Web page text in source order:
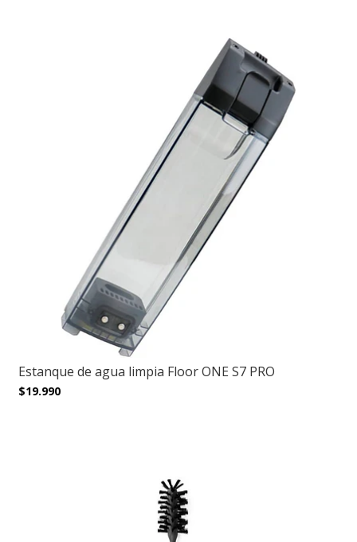
Estanque de agua limpia Floor ONE S7 PRO
$19.990